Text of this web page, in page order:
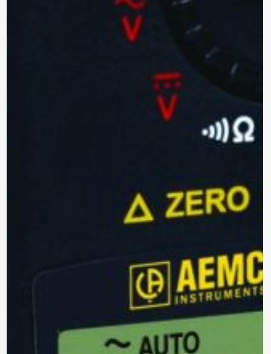
Modelo:MI 2893 EU
Trifásico
Para enviar la cotización y ponernos en
contacto contigo, necesitamos algunos
detalles adicionales. Por favor, completa el